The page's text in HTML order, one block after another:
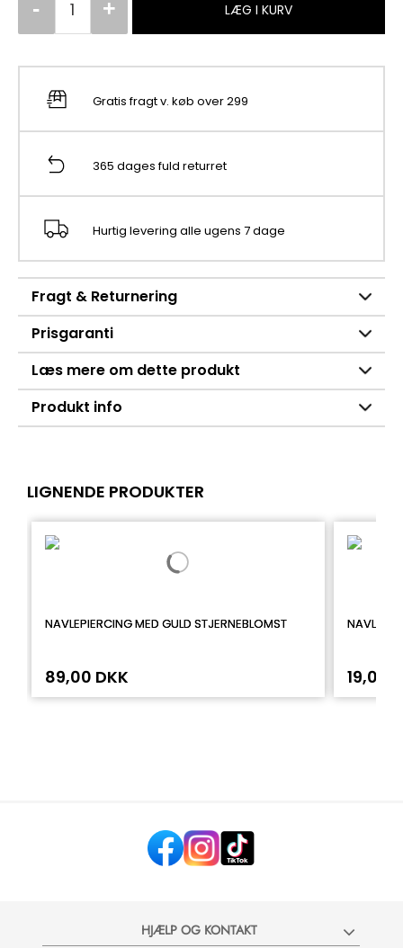
LÆG I KURV
Gratis fragt v. køb over 299
365 dages fuld returret
Hurtig levering alle ugens 7 dage
Fragt & Returnering
Prisgaranti
Læs mere om dette produkt
Produkt info
LIGNENDE PRODUKTER
NAVLEPIERCING MED GULD STJERNEBLOMST
89,00 DKK 19,00
HJÆLP OG KONTAKT